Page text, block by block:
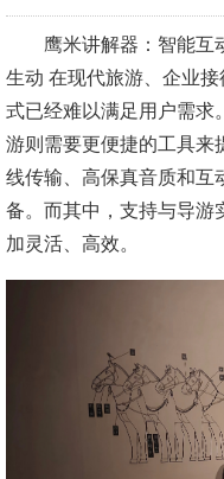
鹰米讲解器：智能互
生动 在现代旅游、企业
式已经难以满足用户需求
游则需要更便捷的工具来
线传输、高保真音质和互
备。而其中，支持与导游
加灵活、高效。